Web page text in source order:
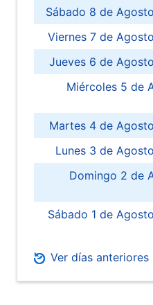
Sábado 8 de
Viernes 7 de
Jueves 6 de
Miércoles 5 de
Martes 4 de
Lunes 3 de
Domingo 2 de
Sábado 1 de
Ver días anteriores